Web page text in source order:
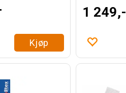
Kjøp
1 249,-